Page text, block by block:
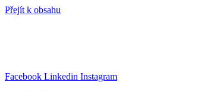
Přejít k obsahu
Facebook Linkedin Instagram